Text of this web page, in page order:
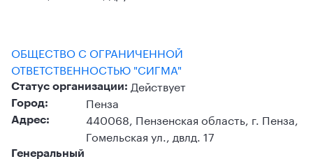
ОБЩЕСТВО С ОГРАНИЧЕННОЙ
ОТВЕТСТВЕННОСТЬЮ "СИГМА"
Статус организации: Действует
Город: Пенза
Адрес:
440068, Пензенская область, г. Пенза,
Гомельская ул., двлд. 17
Генеральный